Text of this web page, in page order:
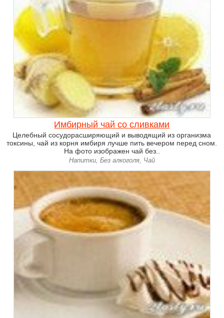
Имбирный чай со сливками
Целебный сосудорасширяющий и выводящий из организма
токсины, чай из корня имбиря лучше пить вечером перед сном.
На фото изображен чай без..
Напитки, Без алкоголя, Чай